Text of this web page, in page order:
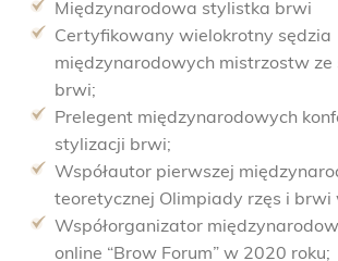
Międzynarodowa stylistka brwi
Certyfikowany wielokrotny sędzia
międzynarodowych mistrzostw ze
brwi;
Prelegent międzynarodowych
stylizacji brwi;
Współautor pierwszej
teoretycznej Olimpiady rzęs i brwi
Współorganizator
online “Brow Forum” w 2020 roku;